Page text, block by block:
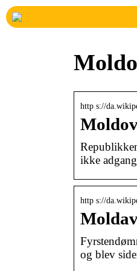
http s://
ikke
http s://
og blev